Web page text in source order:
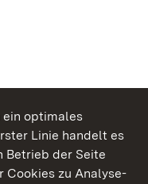
ein optimales
Linie handelt es
Betrieb der Seite
Cookies zu Analyse-